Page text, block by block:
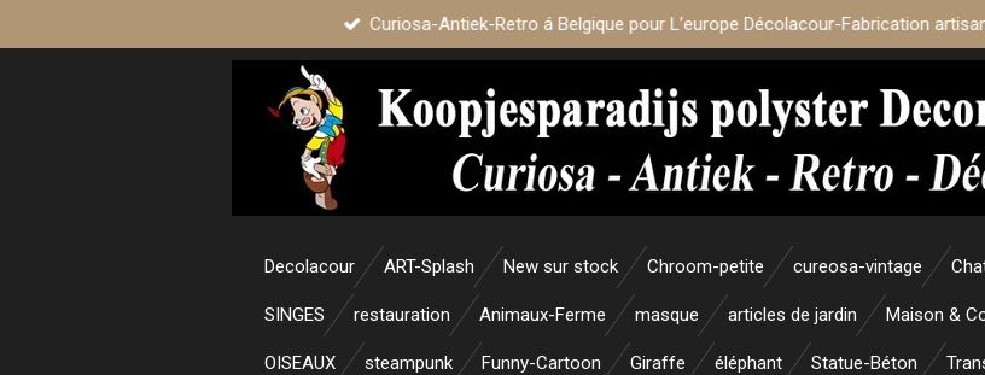
Curiosa-Antiek-Retro á Belgique pour L’europe Décolacour-Fabrication
Decolacour ART-Splash New sur stock Chroom-petite cureosa-vintage
SINGES restauration Animaux-Ferme masque articles de jardin Maison &
OISEAUX steampunk Funny-Cartoon Giraffe éléphant Statue-Béton